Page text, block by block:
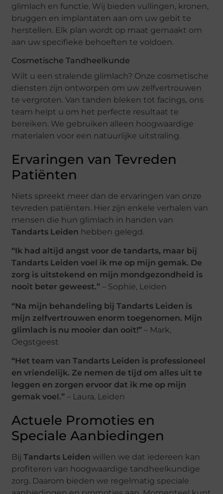
glimlach en functie. Wij bieden vullingen, kronen,
bruggen en implantaten aan om uw gebit te
herstellen. Elk plan wordt op maat gemaakt om
aan uw specifieke behoeften te voldoen.
Cosmetische Tandheelkunde
Wilt u een stralende glimlach? Onze cosmetische
diensten zijn ontworpen om uw zelfvertrouwen
te vergroten. Van tanden bleken tot facings, ons
team helpt u om het perfecte resultaat te
bereiken. We gebruiken alleen hoogwaardige
materialen voor een natuurlijke uitstraling.
Ervaringen van Tevreden
Patiënten
Niets spreekt meer dan de ervaringen van onze
tevreden patiënten. Hier zijn enkele verhalen van
mensen die hun glimlach in handen van
Tandarts Leiden hebben gelegd.
“Ik had altijd angst voor de tandarts, maar bij
Tandarts Leiden voel ik me op mijn gemak. De
zorg is uitstekend en mijn mondgezondheid is
nooit beter geweest.” – Sophie, Leiden
“Na mijn behandeling bij Tandarts Leiden is
mijn zelfvertrouwen enorm toegenomen. Mijn
glimlach is nu mooier dan ooit!” – Mark,
Oegstgeest
“Het team van Tandarts Leiden is professioneel
en vriendelijk. Ze nemen de tijd om alles uit te
leggen en zorgen ervoor dat ik me op mijn
gemak voel.” – Laura, Leiden
Actuele Promoties en
Speciale Aanbiedingen
BijTandarts Leiden willen we dat iedereen kan
profiteren van hoogwaardige tandheelkundige
zorg. Daarom bieden we regelmatig speciale